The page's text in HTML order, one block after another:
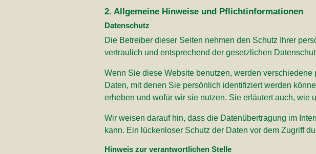
2. Allgemeine Hinweise und Pflichtinformationen
Datenschutz
Die Betreiber dieser Seiten nehmen den Schutz Ihrer
vertraulich und entsprechend der gesetzlichen
Wenn Sie diese Website benutzen, werden
Daten, mit denen Sie persönlich identifiziert werden
erheben und wofür wir sie nutzen. Sie erläutert auch, wie
Wir weisen darauf hin, dass die Datenübertragung im
kann. Ein lückenloser Schutz der Daten vor dem Zugriff
Hinweis zur verantwortlichen Stelle